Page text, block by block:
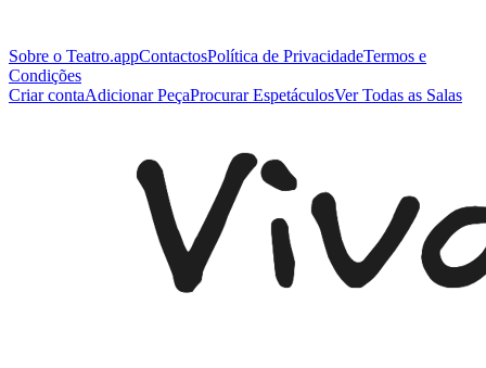
Sobre o Teatro.appContactosPolítica de PrivacidadeTermos e
Condições
Criar contaAdicionar PeçaProcurar EspetáculosVer Todas as Salas